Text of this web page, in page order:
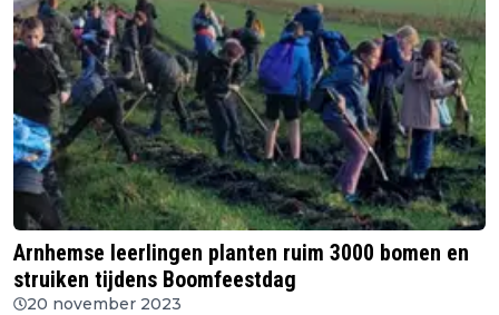
Arnhemse leerlingen planten ruim 3000 bomen en
struiken tijdens Boomfeestdag
20 november 2023